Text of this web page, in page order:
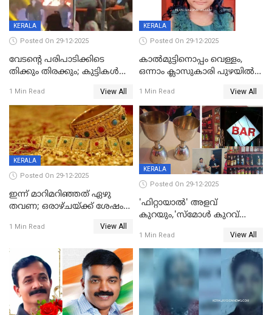
KERALA
Posted On 29-12-2025
വേടന്റെ പരിപാടിക്കിടെ
തിക്കും തിരക്കും; കുട്ടികള്‍
പരിക്ക്; പാളം മറികടന്ന
യുവാവ് ട്രെയിന്‍ തട്ടി മരിച്ചു
1 Min Read View All
KERALA
Posted On 29-12-2025
കാൽമുട്ടിനൊപ്പം വെള്ളം,
ഒന്നാം ക്ലാസുകാരി പുഴയിൽ
കുട്ടികൾക്കൊപ്പം
കളിക്കുന്നതിനിടെ
1 Min Read View All
KERALA
Posted On 29-12-2025
ഇന്ന് മാറിമറിഞ്ഞത് ഏഴു
തവണ; ഒരാഴ്ചയ്ക്ക് ശേഷം
1 Min Read View All
KERALA
Posted On 29-12-2025
'ഫിറ്റായാൽ' അളവ്
കുറയും,'സ്‌മോൾ കുറവ്
പിഴ
1 Min Read View All